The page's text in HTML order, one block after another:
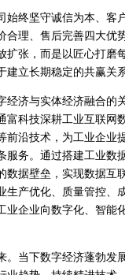
始终坚守诚信为本、客
合理、售后完善四大优
扩张，而是以匠心打磨
建立长期稳定的共赢关系
经济与实体经济融合的
富科技深耕工业互联网
前沿技术，为工业企业
服务。通过搭建工业数
数据壁垒，实现数据互
生产优化、质量管控、
业企业向数字化、智能
。当下数字经济蓬勃发